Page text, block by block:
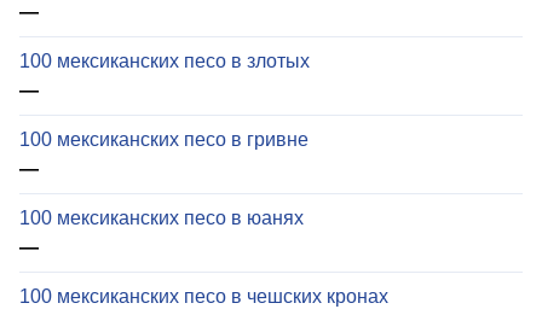
—
100 мексиканских песо в злотых
—
100 мексиканских песо в гривне
—
100 мексиканских песо в юанях
—
100 мексиканских песо в чешских кронах